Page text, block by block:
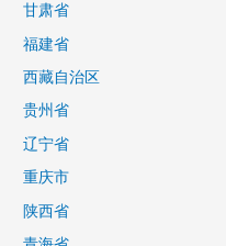
甘肃省
福建省
西藏自治区
贵州省
辽宁省
重庆市
陕西省